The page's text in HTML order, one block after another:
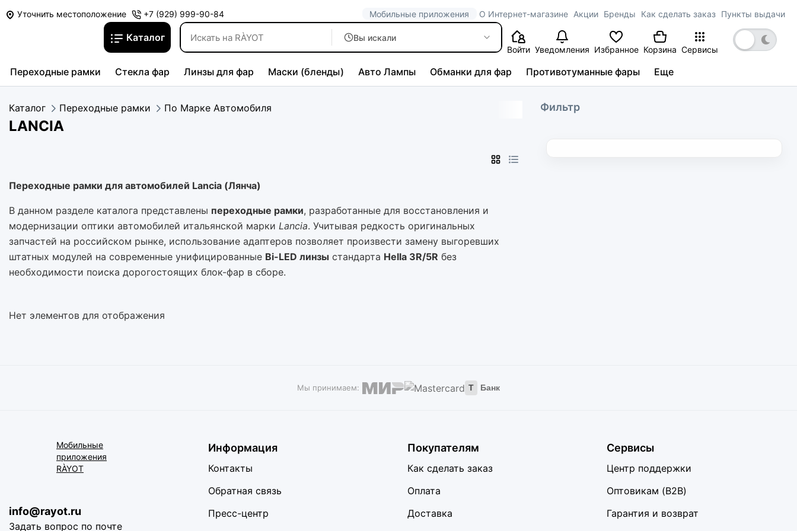
Уточнить местоположение +7 (929) 999-90-84 Мобильные приложения О Интернет-магазине Акции Бренды Как сделать заказ Пункты выдачи
Каталог
Вы искали
Войти Уведомления Избранное Корзина Сервисы
Переходные рамки Стекла фар Линзы для фар Маски (бленды) Авто Лампы Обманки для фар Противотуманные фары Еще
Каталог Переходные рамки По Марке Автомобиля
LANCIA
Переходные рамки для автомобилей Lancia (Лянча)
В данном разделе каталога представлены переходные рамки, разработанные для восстановления и
модернизации оптики автомобилей итальянской марки Lancia. Учитывая редкость оригинальных
запчастей на российском рынке, использование адаптеров позволяет произвести замену выгоревших
штатных модулей на современные унифицированные Bi-LED линзы стандарта Hella 3R/5R без
необходимости поиска дорогостоящих блок-фар в сборе.
Нет элементов для отображения
Фильтр
Мы принимаем: Т Банк
Мобильные
приложения
RÀYOT
info@rayot.ru
Задать вопрос по почте
Информация
Контакты
Обратная связь
Пресс-центр
Покупателям
Как сделать заказ
Оплата
Доставка
Сервисы
Центр поддержки
Оптовикам (B2B)
Гарантия и возврат